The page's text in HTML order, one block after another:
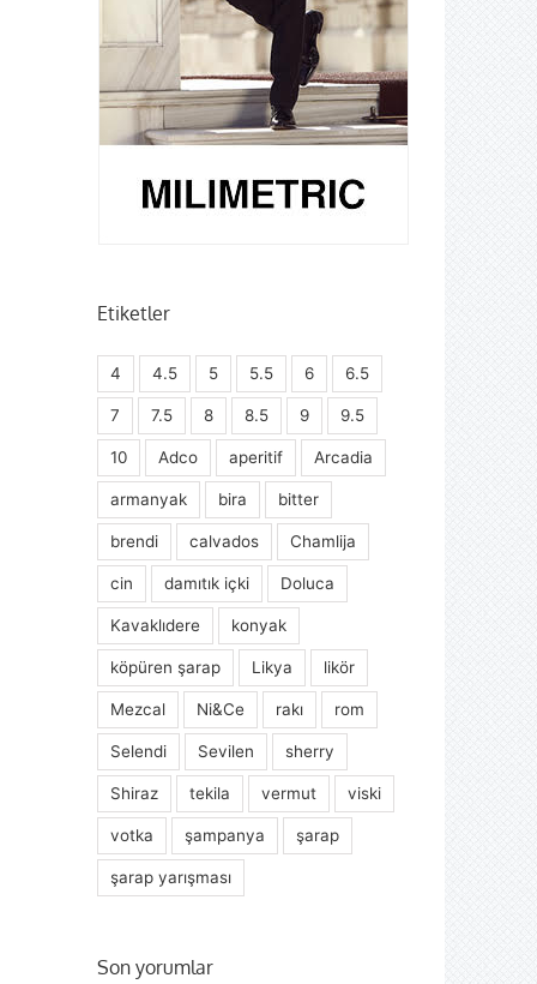
Etiketler
4 4.5 5 5.5 6 6.5
7 7.5 8 8.5 9 9.5
10 Adco aperitif Arcadia
armanyak bira bitter
brendi calvados Chamlija
cin damıtık içki Doluca
Kavaklıdere konyak
köpüren şarap Likya likör
Mezcal Ni&Ce rakı rom
Selendi Sevilen sherry
Shiraz tekila vermut viski
votka şampanya şarap
şarap yarışması
Son yorumlar